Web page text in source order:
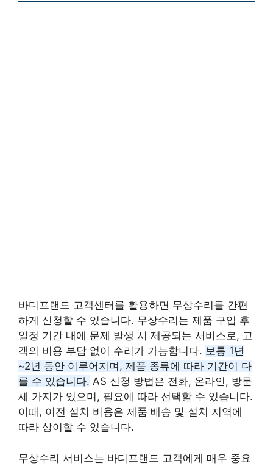
바디프랜드 고객센터를 활용하면 무상수리를 간편
하게 신청할 수 있습니다. 무상수리는 제품 구입 후
일정 기간 내에 문제 발생 시 제공되는 서비스로, 고
객의 비용 부담 없이 수리가 가능합니다. 보통 1년
~2년 동안 이루어지며, 제품 종류에 따라 기간이 다
를 수 있습니다. AS 신청 방법은 전화, 온라인, 방문
세 가지가 있으며, 필요에 따라 선택할 수 있습니다.
이때, 이전 설치 비용은 제품 배송 및 설치 지역에
따라 상이할 수 있습니다.
무상수리 서비스는 바디프랜드 고객에게 매우 중요